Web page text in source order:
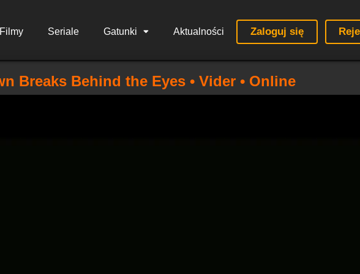
Seriale Gatunki Aktualności Zaloguj się
Breaks Behind the Eyes • Vider • Online